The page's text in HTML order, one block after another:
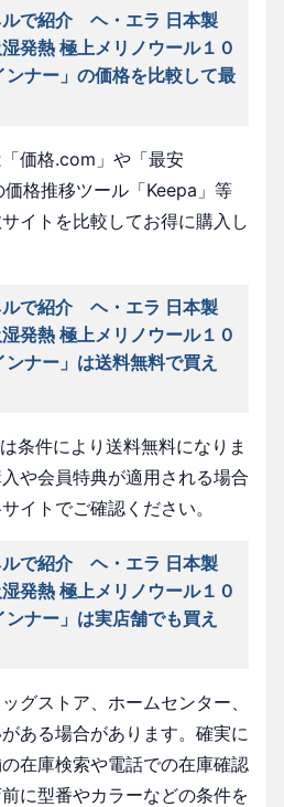
ルで紹介 ヘ・エラ 日本製
発熱 極上メリノウール１０
ンナー」の価格を比較して最
価格.com」や「最安
格推移ツール「Keepa」等
イトを比較してお得に購入し
ルで紹介 ヘ・エラ 日本製
発熱 極上メリノウール１０
ナー」は送料無料で買え
条件により送料無料になりま
や会員特典が適用される場合
イトでご確認ください。
ルで紹介 ヘ・エラ 日本製
発熱 極上メリノウール１０
ナー」は実店舗でも買え
グストア、ホームセンター、
ある場合があります。確実に
在庫検索や電話での在庫確認
に型番やカラーなどの条件を